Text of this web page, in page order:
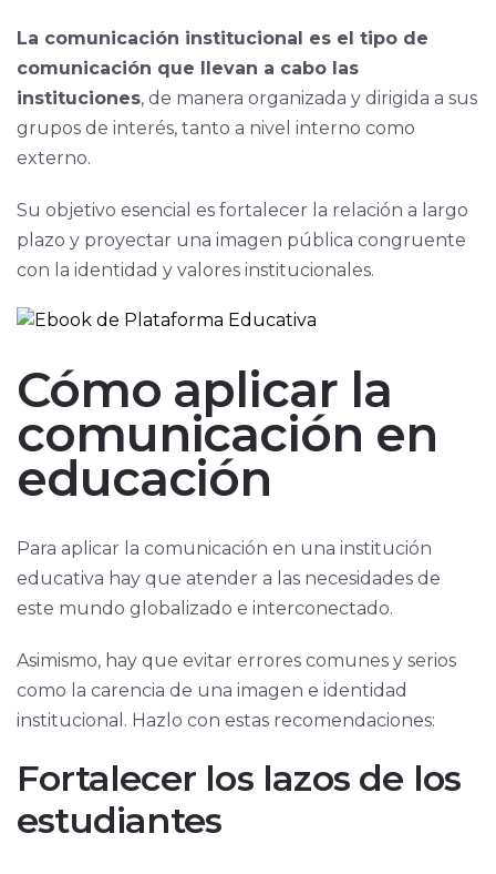
La comunicación institucional es el tipo de
comunicación que llevan a cabo las
instituciones, de manera organizada y dirigida a sus
grupos de interés, tanto a nivel interno como
externo.
Su objetivo esencial es fortalecer la relación a largo
plazo y proyectar una imagen pública congruente
con la identidad y valores institucionales.
Cómo aplicar la
comunicación en
educación
Para aplicar la comunicación en una institución
educativa hay que atender a las necesidades de
este mundo globalizado e interconectado.
Asimismo, hay que evitar errores comunes y serios
como la carencia de una imagen e identidad
institucional. Hazlo con estas recomendaciones:
Fortalecer los lazos de los
estudiantes